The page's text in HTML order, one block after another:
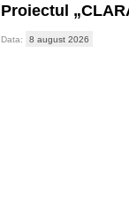
Proiectul
Data: 8 august 2026